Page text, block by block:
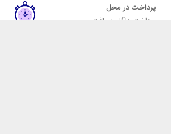
پرداخت در محل
پرداخت هنگام دریافت